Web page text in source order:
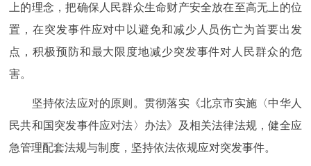
上的理念，把确保人民群众生命财产安全放在至高无上的位
置，在突发事件应对中以避免和减少人员伤亡为首要出发
点，积极预防和最大限度地减少突发事件对人民群众的危
害。
坚持依法应对的原则。贯彻落实《北京市实施〈中华人
民共和国突发事件应对法〉办法》及相关法律法规，健全应
急管理配套法规与制度，坚持依法依规应对突发事件。